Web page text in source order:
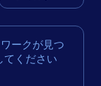
ークが見つ
てください